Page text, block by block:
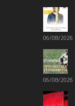
06/08/2026
06/08/2026